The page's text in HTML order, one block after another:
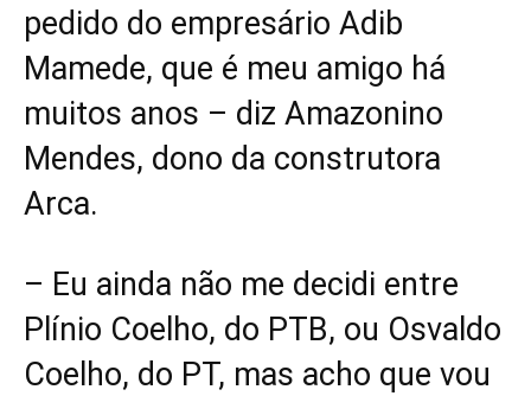
pedido do empresário Adib
Mamede, que é meu amigo há
muitos anos – diz Amazonino
Mendes, dono da construtora
Arca.
– Eu ainda não me decidi entre
Plínio Coelho, do PTB, ou Osvaldo
Coelho, do PT, mas acho que vou